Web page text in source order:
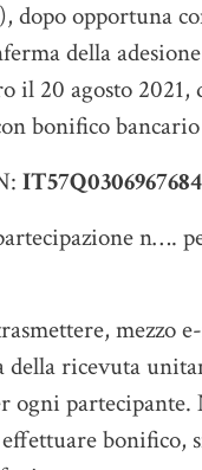
dopo opportuna
della
il 20 agosto 2021,
bonifico
n….
mezzo
della ricevuta
ogni partecipante.
bonifico,